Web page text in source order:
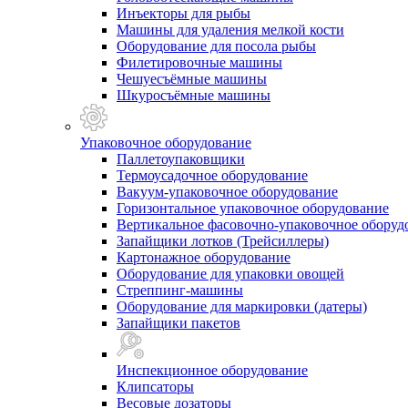
Инъекторы для рыбы
Машины для удаления мелкой кости
Оборудование для посола рыбы
Филетировочные машины
Чешуесъёмные машины
Шкуросъёмные машины
Упаковочное оборудование
Паллетоупаковщики
Термоусадочное оборудование
Вакуум-упаковочное оборудование
Горизонтальное упаковочное оборудование
Вертикальное фасовочно-упаковочное
Запайщики лотков (Трейсиллеры)
Картонажное оборудование
Оборудование для упаковки овощей
Стреппинг-машины
Оборудование для маркировки (датеры)
Запайщики пакетов
Инспекционное оборудование
Клипсаторы
Весовые дозаторы